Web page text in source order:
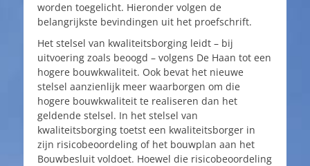
worden toegelicht. Hieronder volgen de
belangrijkste bevindingen uit het proefschrift.
Het stelsel van kwaliteitsborging leidt – bij
uitvoering zoals beoogd – volgens De Haan tot een
hogere bouwkwaliteit. Ook bevat het nieuwe
stelsel aanzienlijk meer waarborgen om die
hogere bouwkwaliteit te realiseren dan het
geldende stelsel. In het stelsel van
kwaliteitsborging toetst een kwaliteitsborger in
zijn risicobeoordeling of het bouwplan aan het
Bouwbesluit voldoet. Hoewel die risicobeoordeling